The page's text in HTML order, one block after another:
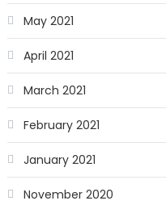
May 2021
April 2021
March 2021
February 2021
January 2021
November 2020